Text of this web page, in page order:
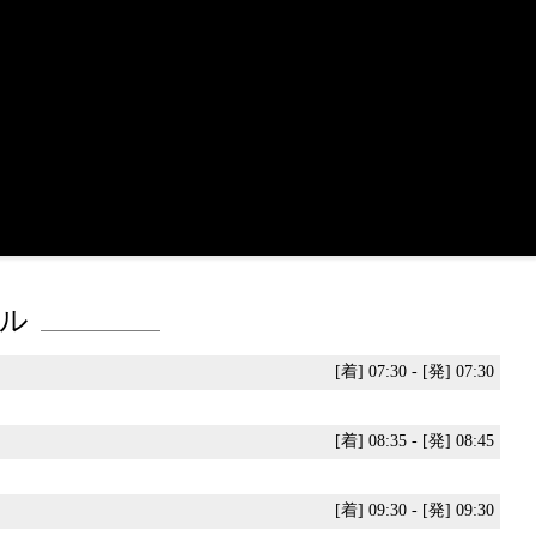
[着] 07:30 - [発] 07:30
[着] 08:35 - [発] 08:45
[着] 09:30 - [発] 09:30